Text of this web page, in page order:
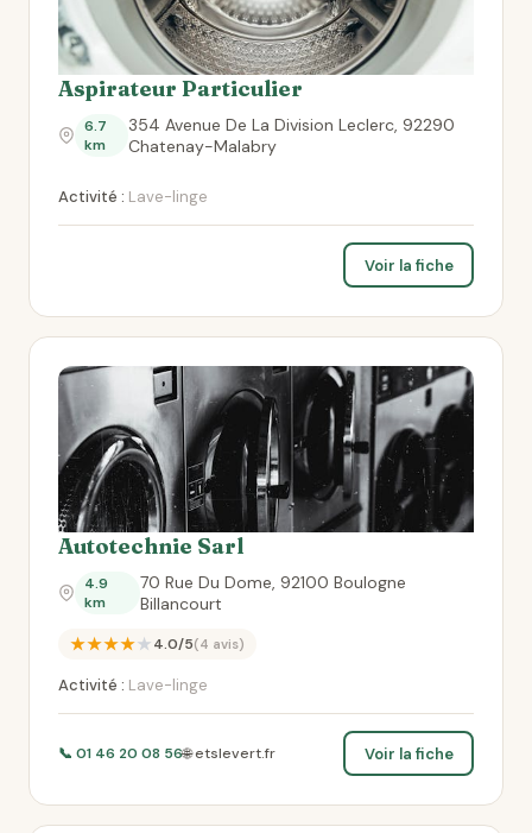
Aspirateur Particulier
6.7
km
354 Avenue De La Division Leclerc, 92290
Chatenay-Malabry
Activité : Lave-linge
Voir la fiche
Autotechnie Sarl
4.9
km
70 Rue Du Dome, 92100 Boulogne
Billancourt
★★★★★4.0/5(4 avis)
Activité : Lave-linge
📞 01 46 20 08 56🌐 etslevert.fr Voir la fiche